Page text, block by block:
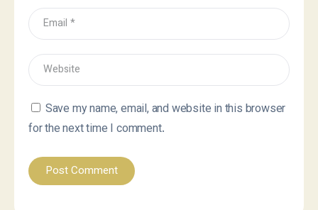
Save my name, email, and website in this browser
for the next time I comment.